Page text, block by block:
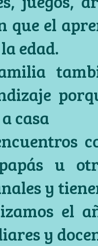
que el
edad.
casa
u
y
el
y